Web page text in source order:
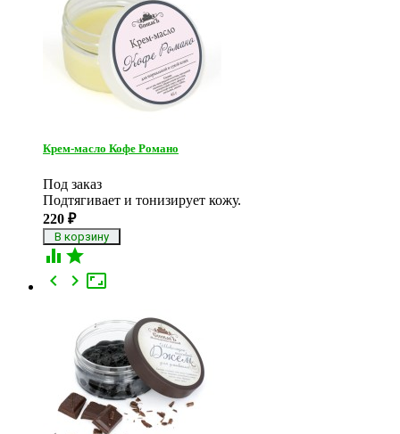
Крем-масло Кофе Романо
Под заказ
Подтягивает и тонизирует кожу.
220 ₽
 

 